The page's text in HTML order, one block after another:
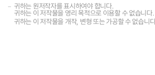
귀하는 원저작자를 표시하여야 합니다.
귀하는 이 저작물을 영리 목적으로 이용할 수 없습니다.
귀하는 이 저작물을 개작, 변형 또는 가공할 수 없습니